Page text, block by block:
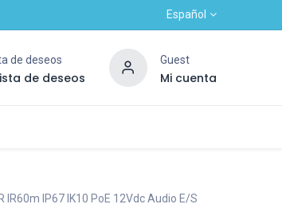
Español
de deseos
de deseos
Guest
Mi cuenta
IR60m IP67 IK10 PoE 12Vdc Audio E/S